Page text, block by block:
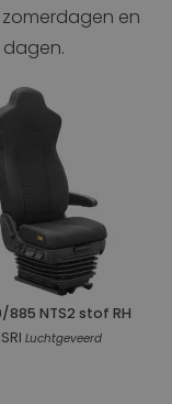
en
885 NTS2 stof RH
ISRI Luchtgeveerd